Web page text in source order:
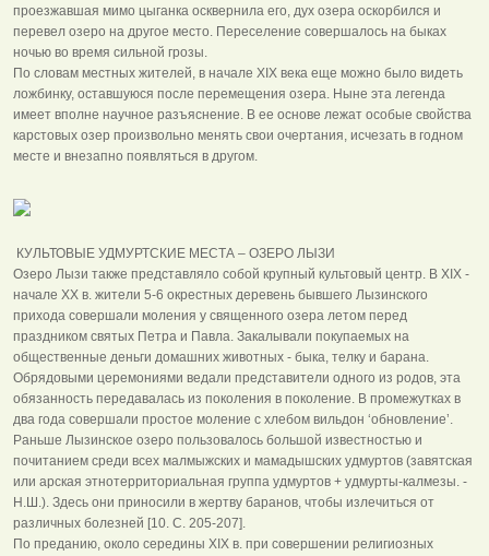
проезжавшая мимо цыганка осквернила его, дух озера оскорбился и
перевел озеро на другое место. Переселение совершалось на быках
ночью во время сильной грозы.
По словам местных жителей, в начале XIX века еще можно было видеть
ложбинку, оставшуюся после перемещения озера. Ныне эта легенда
имеет вполне научное разъяснение. В ее основе лежат особые свойства
карстовых озер произвольно менять свои очертания, исчезать в годном
месте и внезапно появляться в другом.
КУЛЬТОВЫЕ УДМУРТСКИЕ МЕСТА – ОЗЕРО ЛЫЗИ
Озеро Лызи также представляло собой крупный культовый центр. В XIX -
начале XX в. жители 5-6 окрестных деревень бывшего Лызинского
прихода совершали моления у священного озера летом перед
праздником святых Петра и Павла. Закалывали покупаемых на
общественные деньги домашних животных - быка, телку и барана.
Обрядовыми церемониями ведали представители одного из родов, эта
обязанность передавалась из поколения в поколение. В промежутках в
два года совершали простое моление с хлебом вильдон ‘обновление’.
Раньше Лызинское озеро пользовалось большой известностью и
почитанием среди всех малмыжских и мамадышских удмуртов (завятская
или арская этнотерриториальная группа удмуртов + удмурты-калмезы. -
Н.Ш.). Здесь они приносили в жертву баранов, чтобы излечиться от
различных болезней [10. С. 205-207].
По преданию, около середины XIX в. при совершении религиозных